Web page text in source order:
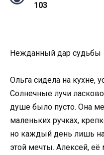
103
Нежданный дар судьбы
Ольга сидела на кухне,
Солнечные лучи
душе было пусто. Она
маленьких ручках,
но каждый день лишь
этой мечты. Алексей, её